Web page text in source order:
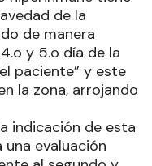
de la
de manera
y 5.o día de la
paciente” y este
la zona, arrojando
indicación de esta
evaluación